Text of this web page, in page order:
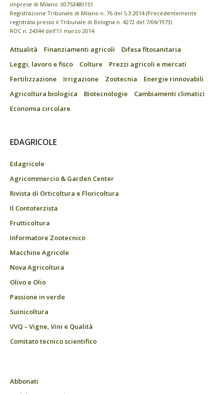
imprese di Milano: 00753480151
Registrazione Tribunale di Milano n. 76 del 5.3.2014 (Precedentemente
registrata presso il Tribunale di Bologna n. 4272 del 7/04/1973)
ROC n. 24344 dell’11 marzo 2014
Attualità Finanziamenti agricoli
Difesa fitosanitaria
Leggi, lavoro e fisco
Colture
Prezzi agricoli e mercati
Fertilizzazione
Irrigazione Zootecnia
Energie rinnovabili
Agricoltura biologica
Biotecnologie
Cambiamenti climatici
Economia circolare
EDAGRICOLE
Edagricole
Agricommercio & Garden Center
Rivista di Orticoltura e Floricoltura
Il Contoterzista
Frutticoltura
Informatore Zootecnico
Macchine Agricole
Nova Agricoltura
Olivo e Olio
Passione in verde
Suinicoltura
VVQ – Vigne, Vini e Qualità
Comitato tecnico scientifico
Abbonati